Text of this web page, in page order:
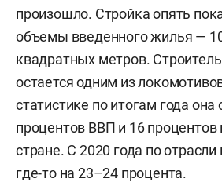
произошло. Стройка опять
объемы введенного жилья —
квадратных метров.
остается одним из
статистике по итогам года она
процентов ВВП и 16 процентов
стране. С 2020 года по
где-то на 23–24 процента.